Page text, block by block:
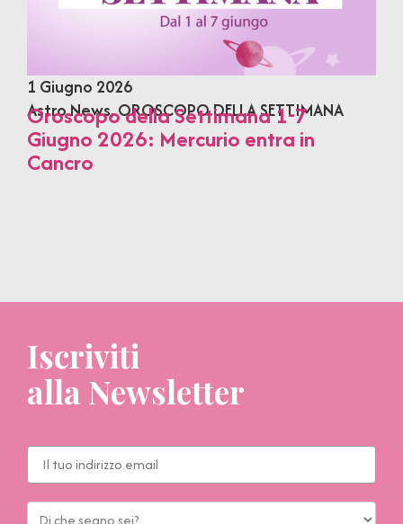
1 Giugno 2026
Astro News,OROSCOPO DELLA SETTIMANA
Oroscopo della Settimana 1-7
Giugno 2026: Mercurio entra in
Cancro
Iscriviti
alla Newsletter